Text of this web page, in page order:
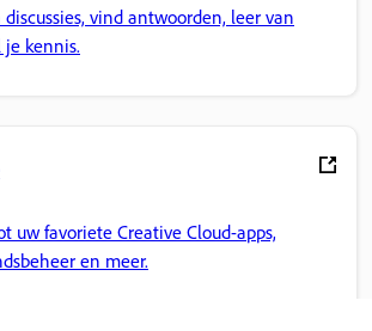
vind antwoorden, leer van
kennis.
uw favoriete Creative Cloud-apps,
en meer.